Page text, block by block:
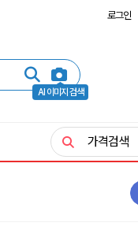
로그인
AI 이미지 검색
가격검색